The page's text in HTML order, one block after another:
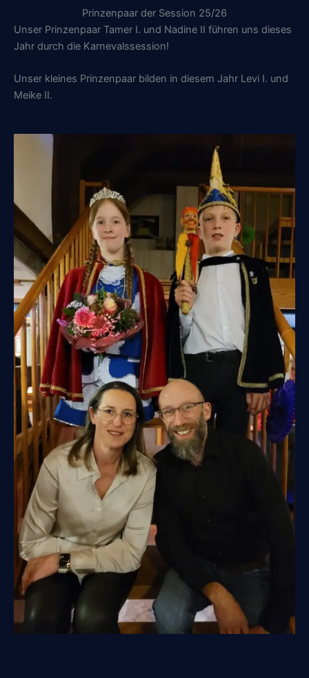
Prinzenpaar der Session 25/26
Unser Prinzenpaar Tamer I. und Nadine II führen uns dieses
Jahr durch die Karnevalssession!
Unser kleines Prinzenpaar bilden in diesem Jahr Levi I. und
Meike II.